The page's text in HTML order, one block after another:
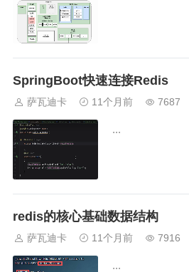
SpringBoot快速连接Redis
萨瓦迪卡 11个月前 7687
...
redis的核心基础数据结构
萨瓦迪卡 11个月前 7916
...